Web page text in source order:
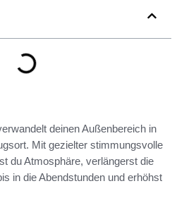
deinen Außenbereich in
Mit gezielter stimmungsvolle
du Atmosphäre, verlängerst die
in die Abendstunden und erhöhst